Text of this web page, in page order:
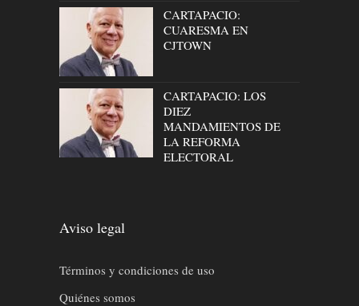
CARTAPACIO:
CUARESMA EN
CJTOWN
CARTAPACIO: LOS
DIEZ
MANDAMIENTOS DE
LA REFORMA
ELECTORAL
Aviso legal
Términos y condiciones de uso
Quiénes somos